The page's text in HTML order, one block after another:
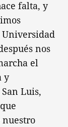
falta, y
nos
el
y
Luis,
nuestro